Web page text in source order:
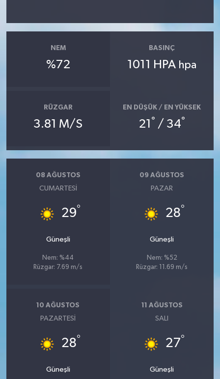
NEM
%72
BASINÇ
1011 HPA hpa
RÜZGAR
3.81 M/S
EN DÜŞÜK / EN YÜKSEK
21 ° / 34°
08 AĞUSTOS
CUMARTESI
29°
Güneşli
Nem: %44
Rüzgar: 7.69 m/s
09 AĞUSTOS
PAZAR
28°
Güneşli
Nem: %52
Rüzgar: 11.69 m/s
10 AĞUSTOS
PAZARTESI
28°
Güneşli
11 AĞUSTOS
SALI
27°
Güneşli